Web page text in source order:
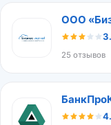
ООО
25 отзывов